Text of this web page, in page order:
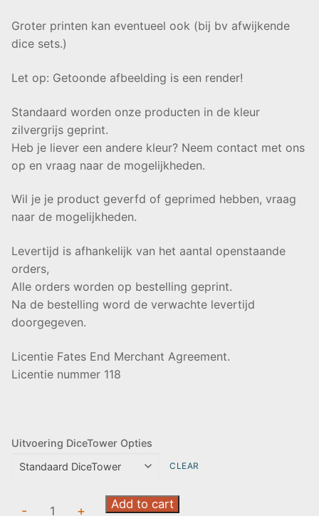
Groter printen kan eventueel ook (bij bv afwijkende
dice sets.)
Let op: Getoonde afbeelding is een render!
Standaard worden onze producten in de kleur
zilvergrijs geprint.
Heb je liever een andere kleur? Neem contact met ons
op en vraag naar de mogelijkheden.
Wil je je product geverfd of geprimed hebben, vraag
naar de mogelijkheden.
Levertijd is afhankelijk van het aantal openstaande
orders,
Alle orders worden op bestelling geprint.
Na de bestelling word de verwachte levertijd
doorgegeven.
Licentie Fates End Merchant Agreement.
Licentie nummer 118
Uitvoering DiceTower Opties
CLEAR
- + Add to cart